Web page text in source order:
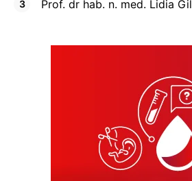
Prof. dr hab. n. med. Lidia Gil